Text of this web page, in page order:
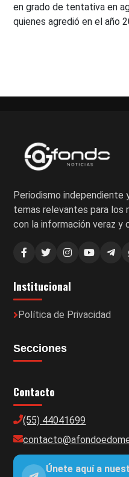
en grado de tentativa en
quienes agredió en el año
Periodismo independiente
temas relevantes para los
con la información veraz y
Institucional
Política de Privacidad
Secciones
Contacto
(55) 44041699
Únete aquí a